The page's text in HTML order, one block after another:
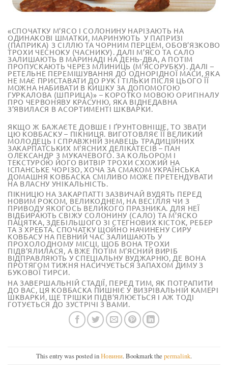
«СПОЧАТКУ М’ЯСО І СОЛОНИНУ НАРІЗАЮТЬ НА
ОДИНАКОВІ ШМАТКИ, МАРИНУЮТЬ У ПАПРИЗІ
(ПАПРИКА) З СІЛЛЮ ТА ЧОРНИМ ПЕРЦЕМ, ОБОВ’ЯЗКОВО
ТРОХИ ЧЕСНОКУ (ЧАСНИКУ). ДАЛІ М’ЯСО ТА САЛО
ЗАЛИШАЮТЬ В МАРИНАДІ НА ДЕНЬ-ДВА, А ПОТІМ
ПРОПУСКАЮТЬ ЧЕРЕЗ МЛИНИЦЬ (М’ЯСОРУБКУ). ДАЛІ –
РЕТЕЛЬНЕ ПЕРЕМІШУВАННЯ ДО ОДНОРІДНОЇ МАСИ, ЯКА
НЕ МАЄ ПРИСТАВАТИ ДО РУК І ТІЛЬКИ ПІСЛЯ ЦЬОГО ЇЇ
МОЖНА НАБИВАТИ В КИШКУ ЗА ДОПОМОГОЮ
ГУРКАЛОВА (ШПРИЦА)» – КОРОТКО МОВОЮ ОРИГІНАЛУ
ПРО ЧЕРВОНЯВУ КРАСУНЮ, ЯКА ВІДНЕДАВНА
З’ЯВИЛАСЯ В АСОРТИМЕНТІ ШКВАРКИ.
ЯКЩО Ж БАЖАЄТЕ ДОВШЕ І ҐРУНТОВНІШЕ, ТО ЗВАТИ
ЦЮ КОВБАСКУ – ПІКНИЦЯ. ВИГОТОВЛЯЄ ЇЇ ВЕЛИКИЙ
МОЛОДЕЦЬ І СПРАВЖНІЙ ЗНАВЕЦЬ ТРАДИЦІЙНИХ
ЗАКАРПАТСЬКИХ М’ЯСНИХ ДЕЛІКАТЕСІВ – ПАН
ОЛЕКСАНДР З МУКАЧЕВОГО. ЗА КОЛЬОРОМ І
ТЕКСТУРОЮ ЙОГО ВИТВІР ТРОХИ СХОЖИЙ НА
ІСПАНСЬКЕ ЧОРІЗО, ХОЧА ЗА СМАКОМ УКРАЇНСЬКА
ДОМАШНЯ КОВБАСКА СМІЛИВО МОЖЕ ПРЕТЕНДУВАТИ
НА ВЛАСНУ УНІКАЛЬНІСТЬ.
ПІКНИЦЮ НА ЗАКАРПАТТІ ЗАЗВИЧАЙ ВУДЯТЬ ПЕРЕД
НОВИМ РОКОМ, ВЕЛИКОДНЕМ, НА ВЕСІЛЛЯ ЧИ З
ПРИВОДУ ЯКОГОСЬ ВЕЛИКОГО ПРАЗНИКА. ДЛЯ НЕЇ
ВІДБИРАЮТЬ СВІЖУ СОЛОНИНУ (САЛО) ТА М’ЯСКО
ПАЦЯТКА, ЗДЕБІЛЬШОГО ЗІ СТЕГНОВИХ КІСТОК, РЕБЕР
ТА З ХРЕБТА. СПОЧАТКУ ЩОЙНО НАЧИНЕНУ СИРУ
КОВБАСУ НА ПЕВНИЙ ЧАС ЗАЛИШАЮТЬ У
ПРОХОЛОДНОМУ МІСЦІ, ЩОБ ВОНА ТРОХИ
ПІДВ’ЯЛИЛАСЯ, А ВЖЕ ПОТІМ М’ЯСНИЙ ВИРІБ
ВІДПРАВЛЯЮТЬ У СПЕЦІАЛЬНУ ВУДЖАРНЮ, ДЕ ВОНА
ПРОТЯГОМ ТИЖНЯ НАСИЧУЄТЬСЯ ЗАПАХОМ ДИМУ З
БУКОВОЇ ТИРСИ.
НА ЗАВЕРШАЛЬНІЙ СТАДІЇ, ПЕРЕД ТИМ, ЯК ПОТРАПИТИ
ДО ВАС, ЦЯ КОВБАСКА ПИШНІЄ У ВИЗРІВАЛЬНІЙ КАМЕРІ
ШКВАРКИ, ЩЕ ТРІШКИ ПІДВ’ЯЛЮЄТЬСЯ І АЖ ТОДІ
ГОТУЄТЬСЯ ДО ЗУСТРІЧІ З ВАМИ.
This entry was posted inНовини. Bookmark the permalink.